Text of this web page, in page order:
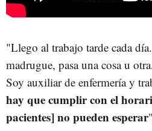
"Llego al trabajo tarde cada
madrugue, pasa una cosa u
Soy auxiliar de enfermería y
hay que cumplir con el
pacientes] no pueden esperar